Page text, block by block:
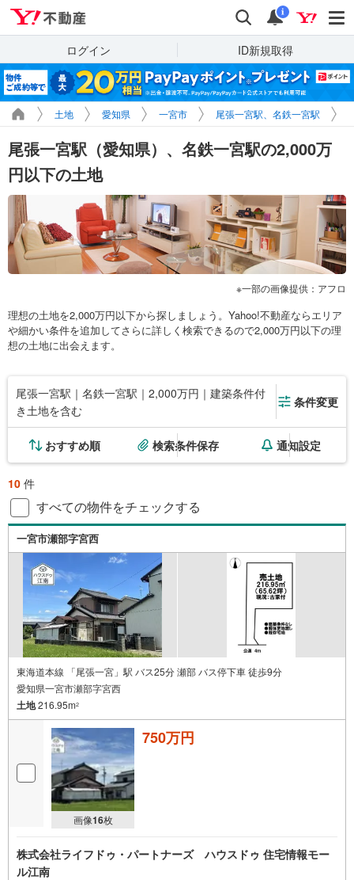
検索 通知
i
ログイン ID新規取得
土地 愛知県 一宮市 尾張一宮駅、名鉄一宮駅
尾張一宮駅（愛知県）、名鉄一宮駅の2,000万
円以下の土地
一部の画像提供：アフロ
理想の土地を2,000万円以下から探しましょう。Yahoo!不動産ならエリア
や細かい条件を追加してさらに詳しく検索できるので2,000万円以下の理
想の土地に出会えます。
尾張一宮駅｜名鉄一宮駅｜2,000万円｜建築条件付
き土地を含む
条件変更
おすすめ順 検索条件保存 通知設定
10 件
すべての物件をチェックする
一宮市瀬部字宮西
東海道本線 「尾張一宮」駅 バス25分 瀬部 バス停下車 徒歩9分
愛知県一宮市瀬部字宮西
土地216.95m2
画像16枚
750万円
株式会社ライフドゥ・パートナーズ ハウスドゥ 住宅情報モー
ル江南